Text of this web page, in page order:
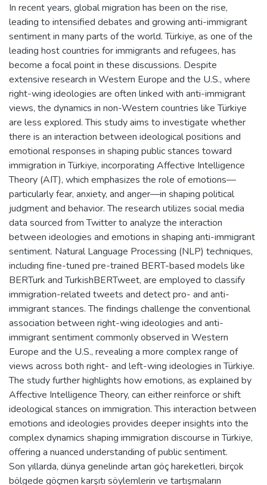
In recent years, global migration has been on the rise,
leading to intensified debates and growing anti-immigrant
sentiment in many parts of the world. Türkiye, as one of the
leading host countries for immigrants and refugees, has
become a focal point in these discussions. Despite
extensive research in Western Europe and the U.S., where
right-wing ideologies are often linked with anti-immigrant
views, the dynamics in non-Western countries like Türkiye
are less explored. This study aims to investigate whether
there is an interaction between ideological positions and
emotional responses in shaping public stances toward
immigration in Türkiye, incorporating Affective Intelligence
Theory (AIT), which emphasizes the role of emotions—
particularly fear, anxiety, and anger—in shaping political
judgment and behavior. The research utilizes social media
data sourced from Twitter to analyze the interaction
between ideologies and emotions in shaping anti-immigrant
sentiment. Natural Language Processing (NLP) techniques,
including fine-tuned pre-trained BERT-based models like
BERTurk and TurkishBERTweet, are employed to classify
immigration-related tweets and detect pro- and anti-
immigrant stances. The findings challenge the conventional
association between right-wing ideologies and anti-
immigrant sentiment commonly observed in Western
Europe and the U.S., revealing a more complex range of
views across both right- and left-wing ideologies in Türkiye.
The study further highlights how emotions, as explained by
Affective Intelligence Theory, can either reinforce or shift
ideological stances on immigration. This interaction between
emotions and ideologies provides deeper insights into the
complex dynamics shaping immigration discourse in Türkiye,
offering a nuanced understanding of public sentiment.
Son yıllarda, dünya genelinde artan göç hareketleri, birçok
bölgede göçmen karşıtı söylemlerin ve tartışmaların